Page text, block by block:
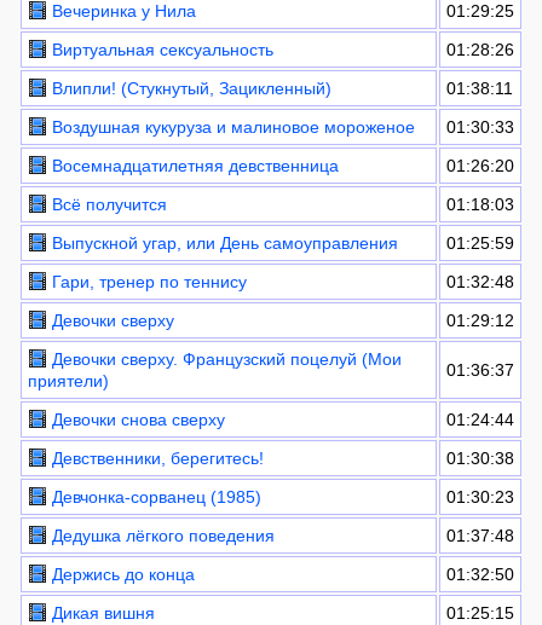
Вечеринка у Нила
01:29:25
Виртуальная сексуальность
01:28:26
Влипли! (Стукнутый, Зацикленный)
01:38:11
Воздушная кукуруза и малиновое мороженое
01:30:33
Восемнадцатилетняя девственница
01:26:20
Всё получится
01:18:03
Выпускной угар, или День самоуправления
01:25:59
Гари, тренер по теннису
01:32:48
Девочки сверху
01:29:12
Девочки сверху. Французский поцелуй (Мои
приятели)
01:36:37
Девочки снова сверху
01:24:44
Девственники, берегитесь!
01:30:38
Девчонка-сорванец (1985)
01:30:23
Дедушка лёгкого поведения
01:37:48
Держись до конца
01:32:50
Дикая вишня
01:25:15